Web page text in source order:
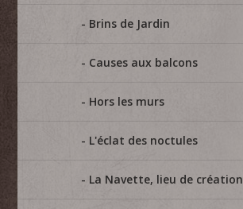
Brins de Jardin
Causes aux balcons
Hors les murs
L'éclat des noctules
La Navette, lieu de création